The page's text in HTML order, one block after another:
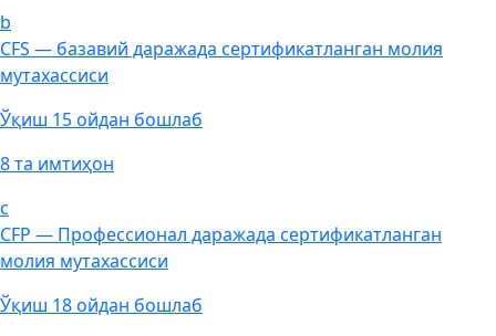
b
CFS — базавий даражада сертификатланган молия
мутахассиси
Ўқиш 15 ойдан бошлаб
8 та имтиҳон
c
CFP — Профессионал даражада сертификатланган
молия мутахассиси
Ўқиш 18 ойдан бошлаб